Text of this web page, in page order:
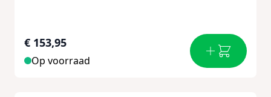
€ 153,95
Op voorraad